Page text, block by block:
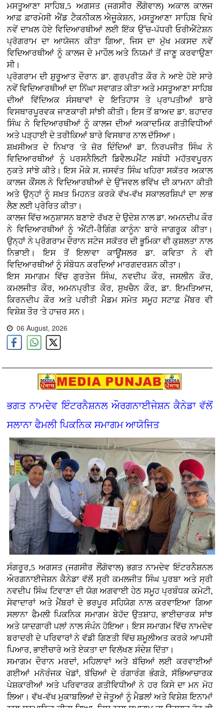
ਮਸਤੂਆਣਾ ਸਾਹਿਬ,5 ਅਗਸਤ (ਜਗਸੀਰ ਲੌਂਗੋਵਾਲ)ਅਕਾਲ ਕਾਲਜ
ਆਫ਼ ਫ਼ਾਰਮੇਸੀ ਐਂਡ ਟੈਕਨੀਕਲ ਐਜੂਕੇਸ਼ਨ, ਮਸਤੂਆਣਾ ਸਾਹਿਬ ਵਿਖੇ
ਨਵੇਂ ਦਾਖ਼ਲ ਹੋਏ ਵਿਦਿਆਰਥੀਆਂ ਲਈ ਇੱਕ ਉੱਚ-ਪੱਧਰੀ ਓਰੀਐਂਟੇਸ਼ਨ
ਪ੍ਰੋਗਰਾਮ ਦਾ ਆਯੋਜਨ ਕੀਤਾ ਗਿਆ, ਜਿਸ ਦਾ ਮੁੱਖ ਮਕਸਦ ਨਵੇਂ
ਵਿਦਿਆਰਥੀਆਂ ਨੂੰ ਕਾਲਜ ਦੇ ਮਾਹੌਲ ਅਤੇ ਨਿਯਮਾਂ ਤੋਂ ਜਾਣੂ ਕਰਵਾਉਣਾ
ਸੀ।
ਪ੍ਰੋਗਰਾਮ ਦੀ ਸ਼ੁਰੂਆਤ ਦੌਰਾਨ ਡਾ. ਗੁਰਪ੍ਰੀਤ ਕੌਰ ਨੇ ਆਏ ਹੋਏ ਸਾਰੇ
ਨਵੇਂ ਵਿਦਿਆਰਥੀਆਂ ਦਾ ਨਿੱਘਾ ਸਵਾਗਤ ਕੀਤਾ ਅਤੇ ਮਸਤੂਆਣਾ ਸਾਹਿਬ
ਦੀਆਂ ਵਿੱਦਿਅਕ ਸੰਸਥਾਵਾਂ ਦੇ ਇਤਿਹਾਸ ਤੇ ਪ੍ਰਾਪਤੀਆਂ ਬਾਰੇ
ਵਿਸਥਾਰਪੂਰਵਕ ਜਾਣਕਾਰੀ ਸਾਂਝੀ ਕੀਤੀ। ਇਸ ਤੋਂ ਬਾਅਦ ਡਾ. ਬਹਾਦਰ
ਸਿੰਘ ਨੇ ਵਿਦਿਆਰਥੀਆਂ ਨੂੰ ਕਾਲਜ ਦੀਆਂ ਅਕਾਦਮਿਕ ਗਤੀਵਿਧੀਆਂ
ਅਤੇ ਪੜ੍ਹਾਈ ਦੇ ਤਰੀਕਿਆਂ ਬਾਰੇ ਵਿਸਥਾਰ ਨਾਲ ਦੱਸਿਆ।
ਸ਼ਖ਼ਸੀਅਤ ਦੇ ਨਿਖਾਰ 'ਤੇ ਜ਼ੋਰ ਦਿੰਦਿਆਂ ਡਾ. ਨਿਰਪਜੀਤ ਸਿੰਘ ਨੇ
ਵਿਦਿਆਰਥੀਆਂ ਨੂੰ ਪਰਸਨੈਲਿਟੀ ਡਿਵੈਲਪਮੈਂਟ ਸਬੰਧੀ ਮਹੱਤਵਪੂਰਨ
ਨੁਕਤੇ ਸਾਂਝੇ ਕੀਤੇ। ਇਸ ਮੌਕੇ ਸ. ਜਸਵੰਤ ਸਿੰਘ ਖਹਿਰਾ ਸਕੱਤਰ ਅਕਾਲ
ਕਾਲਜ ਕੌਂਸਲ ਨੇ ਵਿਦਿਆਰਥੀਆਂ ਦੇ ਉੱਜਵਲ ਭਵਿੱਖ ਦੀ ਕਾਮਨਾ ਕੀਤੀ
ਅਤੇ ਉਨ੍ਹਾਂ ਨੂੰ ਸਖ਼ਤ ਮਿਹਨਤ ਕਰਕੇ ਵੱਖ-ਵੱਖ ਸਕਾਲਰਸ਼ਿਪਾਂ ਦਾ ਲਾਭ
ਲੈਣ ਲਈ ਪ੍ਰੇਰਿਤ ਕੀਤਾ।
ਕਾਲਜ ਵਿੱਚ ਅਨੁਸ਼ਾਸਨ ਬਣਾਏ ਰੱਖਣ ਦੇ ਉਦੇਸ਼ ਨਾਲ ਡਾ. ਅਮਨਦੀਪ ਕੌਰ
ਨੇ ਵਿਦਿਆਰਥੀਆਂ ਨੂੰ 'ਐਂਟੀ-ਰੈਗਿੰਗ ਕਾਨੂੰਨ' ਬਾਰੇ ਜਾਗਰੂਕ ਕੀਤਾ।
ਉਨ੍ਹਾਂ ਨੇ ਪ੍ਰੋਗਰਾਮ ਦੌਰਾਨ ਸਟੇਜ ਸਕੱਤਰ ਦੀ ਭੂਮਿਕਾ ਵੀ ਕੁਸ਼ਲਤਾ ਨਾਲ
ਨਿਭਾਈ। ਇਸ ਤੋਂ ਇਲਾਵਾ ਕਾਊਂਸਲਰ ਡਾ. ਕਵਿਤਾ ਨੇ ਵੀ
ਵਿਦਿਆਰਥੀਆਂ ਨੂੰ ਸੰਬੋਧਨ ਕਰਦਿਆਂ ਮਾਰਗਦਰਸ਼ਨ ਕੀਤਾ।
ਇਸ ਸਮਾਗਮ ਵਿੱਚ ਗੁਰਤੇਜ ਸਿੰਘ, ਨਵਦੀਪ ਕੌਰ, ਜਸਲੀਨ ਕੌਰ,
ਕਮਲਜੀਤ ਕੌਰ, ਅਮਨਪ੍ਰੀਤ ਕੌਰ, ਸੁਖਚੈਨ ਕੌਰ, ਡਾ. ਇਮਤਿਆਜ,
ਕਿਰਨਦੀਪ ਕੌਰ ਅਤੇ ਪਰੀਤੀ ਮੈਡਮ ਸਮੇਤ ਸਮੂਹ ਸਟਾਫ਼ ਮੈਂਬਰ ਵੀ
ਵਿਸ਼ੇਸ਼ ਤੌਰ 'ਤੇ ਹਾਜ਼ਰ ਸਨ।
06 August, 2026
ਭਗਤ ਨਾਮਦੇਵ ਇੰਟਰਨੈਸ਼ਨਲ ਔਰਗਨਾਈਜੇਸ਼ਨ ਕੈਨੇਡਾ ਵੱਲੋਂ
ਸਲਾਨਾ ਫੈਮਲੀ ਪਿਕਨਿਕ ਸਮਾਗਮ ਆਯੋਜਿਤ
ਸੰਗਰੂਰ,5 ਅਗਸਤ (ਜਗਸੀਰ ਲੌਂਗੋਵਾਲ)ਭਗਤ ਨਾਮਦੇਵ ਇੰਟਰਨੈਸ਼ਨਲ
ਔਰਗਨਾਈਜੇਸ਼ਨ ਕੈਨੇਡਾ ਵੱਲੋਂ ਸ੍ਰੀ ਕਮਲਜੀਤ ਸਿੰਘ ਪੁਰਬਾ ਅਤੇ ਸ੍ਰੀ
ਨਵਦੀਪ ਸਿੰਘ ਟਿਵਾਣਾ ਦੀ ਯੋਗ ਅਗਵਾਈ ਹੇਠ ਸਮੂਹ ਪ੍ਰਬੰਧਕ ਕਮੇਟੀ,
ਸੇਵਾਦਾਰਾਂ ਅਤੇ ਮੈਂਬਰਾਂ ਦੇ ਭਰਪੂਰ ਸਹਿਯੋਗ ਨਾਲ ਕਰਵਾਇਆ ਗਿਆ
ਸਲਾਨਾ ਫੈਮਲੀ ਪਿਕਨਿਕ ਸਮਾਗਮ ਬੇਹੱਦ ਉਤਸ਼ਾਹ, ਭਾਈਚਾਰਕ ਸਾਂਝ
ਅਤੇ ਯਾਦਗਾਰੀ ਪਲਾਂ ਨਾਲ ਸੰਪੰਨ ਹੋਇਆ। ਇਸ ਸਮਾਗਮ ਵਿੱਚ ਨਾਮਦੇਵ
ਬਰਾਦਰੀ ਦੇ ਪਰਿਵਾਰਾਂ ਨੇ ਵੱਡੀ ਗਿਣਤੀ ਵਿੱਚ ਸ਼ਮੂਲੀਅਤ ਕਰਕੇ ਆਪਸੀ
ਪਿਆਰ, ਭਾਈਚਾਰੇ ਅਤੇ ਏਕਤਾ ਦਾ ਵਿਲੱਖਣ ਸੰਦੇਸ਼ ਦਿੱਤਾ।
ਸਮਾਗਮ ਦੌਰਾਨ ਮਰਦਾਂ, ਮਹਿਲਾਵਾਂ ਅਤੇ ਬੱਚਿਆਂ ਲਈ ਕਰਵਾਈਆਂ
ਗਈਆਂ ਮਨੋਰੰਜਕ ਖੇਡਾਂ, ਬੱਚਿਆਂ ਦੇ ਰੰਗਾਰੰਗ ਭੰਗੜੇ, ਸੱਭਿਆਚਾਰਕ
ਪੇਸ਼ਕਾਰੀਆਂ ਅਤੇ ਪਰਿਵਾਰਕ ਗਤੀਵਿਧੀਆਂ ਨੇ ਹਰ ਕਿਸੇ ਦਾ ਮਨ ਮੋਹ
ਲਿਆ। ਵੱਖ-ਵੱਖ ਮੁਕਾਬਲਿਆਂ ਦੇ ਜੇਤੂਆਂ ਨੂੰ ਮੈਡਲਾਂ ਅਤੇ ਵਿਸ਼ੇਸ਼ ਇਨਾਮਾਂ